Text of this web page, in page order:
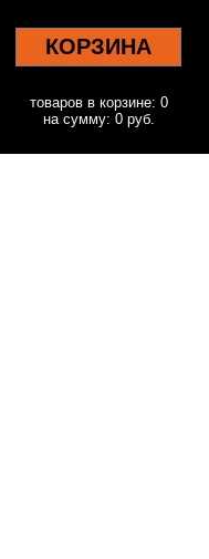
КОРЗИНА
товаров в корзине: 0
на сумму: 0 руб.